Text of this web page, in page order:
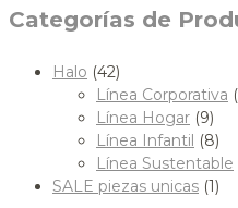
Categorías de
Halo (42)
Línea Corporativa
Línea Hogar (9)
Línea Infantil (8)
Línea Sustentable
SALE piezas unicas (1)